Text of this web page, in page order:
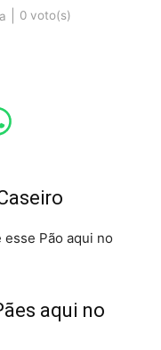
0 voto(s)
Pão aqui no
aqui no